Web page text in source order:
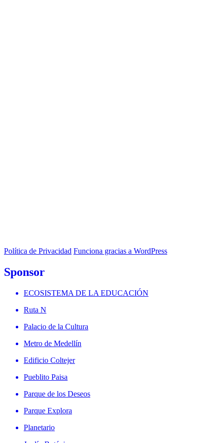
Política de Privacidad Funciona gracias a WordPress
Sponsor
ECOSISTEMA DE LA EDUCACIÓN
Ruta N
Palacio de la Cultura
Metro de Medellín
Edificio Coltejer
Pueblito Paisa
Parque de los Deseos
Parque Explora
Planetario